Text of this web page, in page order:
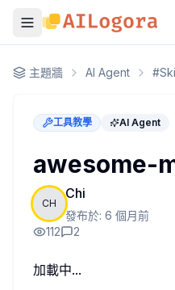
awesome-moltbot-skills
最近在逛 Github 看別人的嘗
skills 你可以把它想成把 AI 能
這個 repo 蒐集的就是你平常
如果你最近也在做 Agent，
以下分成幾類我覺得有意思的
1. 檔案與本地操作類
建立／刪除檔案與資料夾
主題牆 AI Agent #
工具教學 AI Agent
awesome-
CH
Chi
發布於: 6 個月前
112
2
加載中...